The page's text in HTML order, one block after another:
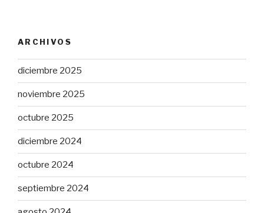
ARCHIVOS
diciembre 2025
noviembre 2025
octubre 2025
diciembre 2024
octubre 2024
septiembre 2024